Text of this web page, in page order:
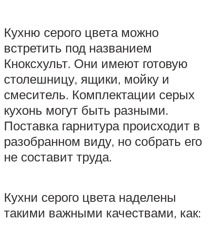
Кухню серого цвета можно
встретить под названием
Кноксхульт. Они имеют готовую
столешницу, ящики, мойку и
смеситель. Комплектации серых
кухонь могут быть разными.
Поставка гарнитура происходит в
разобранном виду, но собрать его
не составит труда.
Кухни серого цвета наделены
такими важными качествами, как: